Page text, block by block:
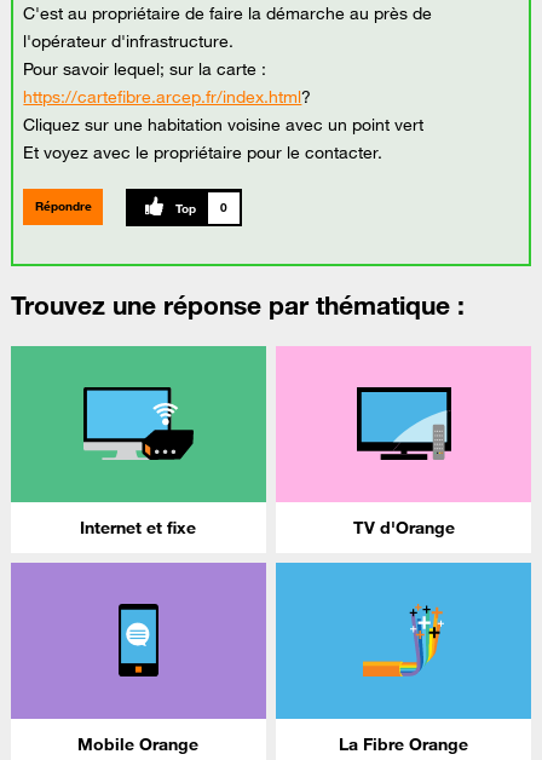
C'est au propriétaire de faire la démarche au près de
l'opérateur d'infrastructure.
Pour savoir lequel; sur la carte :
https://cartefibre.arcep.fr/index.html?
Cliquez sur une habitation voisine avec un point vert
Et voyez avec le propriétaire pour le contacter.
Répondre 0
Trouvez une réponse par thématique :
Internet et fixe TV d'Orange
Mobile Orange La Fibre Orange